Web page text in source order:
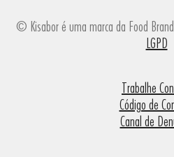
© Kisabor é uma marca da Food
LGPD
Trabalhe
Código de
Canal de